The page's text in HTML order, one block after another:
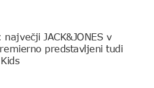
JACK&JONES v
predstavljeni tudi